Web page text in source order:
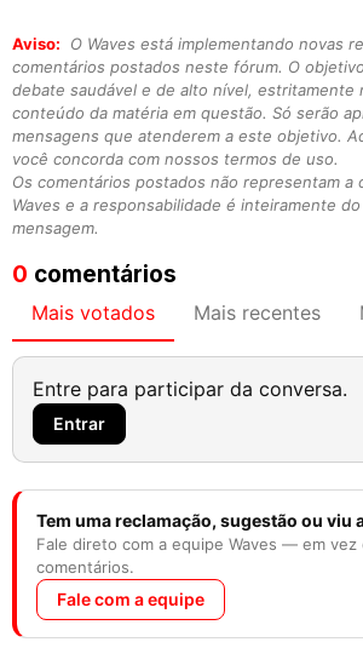
Aviso:
O Waves está implementando novas
comentários postados neste fórum. O
debate saudável e de alto nível, estritamente
conteúdo da matéria em questão. Só serão
mensagens que atenderem a este objetivo.
você concorda com nossos termos de uso.
Os comentários postados não representam a
Waves e a responsabilidade é inteiramente
mensagem.
0 comentários
Mais votados Mais recentes
Entre para participar da conversa.
Entrar
Tem uma reclamação, sugestão ou viu
Fale direto com a equipe Waves — em vez
comentários.
Fale com a equipe